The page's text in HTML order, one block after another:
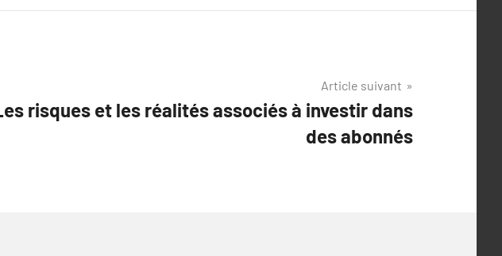
Article suivant
risques et les réalités associés à investir dans
des abonnés